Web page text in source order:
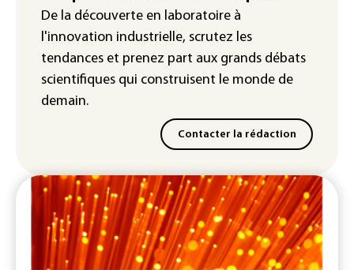
chaleur dans les prochains jours en
France
De la découverte en laboratoire à
l'innovation industrielle, scrutez les
tendances et prenez part aux grands débats
scientifiques qui construisent le monde de
demain.
Contacter la rédaction